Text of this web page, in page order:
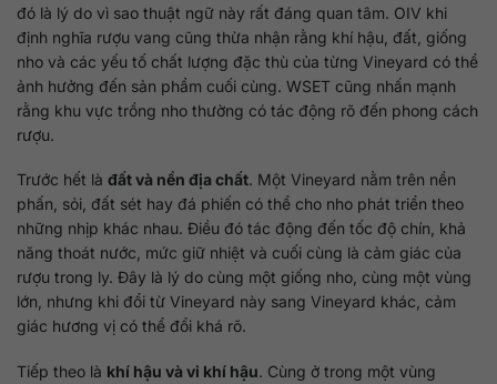
đó là lý do vì sao thuật ngữ này rất đáng quan tâm. OIV khi
định nghĩa rượu vang cũng thừa nhận rằng khí hậu, đất, giống
nho và các yếu tố chất lượng đặc thù của từng Vineyard có thể
ảnh hưởng đến sản phẩm cuối cùng. WSET cũng nhấn mạnh
rằng khu vực trồng nho thường có tác động rõ đến phong cách
rượu.
Trước hết là đất và nền địa chất. Một Vineyard nằm trên nền
phấn, sỏi, đất sét hay đá phiến có thể cho nho phát triển theo
những nhịp khác nhau. Điều đó tác động đến tốc độ chín, khả
năng thoát nước, mức giữ nhiệt và cuối cùng là cảm giác của
rượu trong ly. Đây là lý do cùng một giống nho, cùng một vùng
lớn, nhưng khi đổi từ Vineyard này sang Vineyard khác, cảm
giác hương vị có thể đổi khá rõ.
Tiếp theo là khí hậu và vi khí hậu. Cùng ở trong một vùng